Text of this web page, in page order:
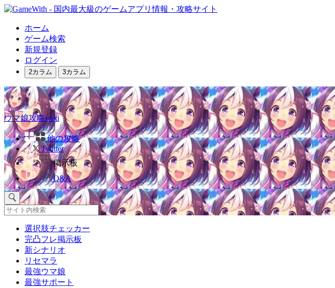
ホーム
ゲーム検索
新規登録
ログイン
2カラム 3カラム
ウマ娘攻略wiki
他の攻略
Twitter
掲示板
Q&A
選択肢チェッカー
完凸フレ掲示板
新シナリオ
リセマラ
最強ウマ娘
最強サポート